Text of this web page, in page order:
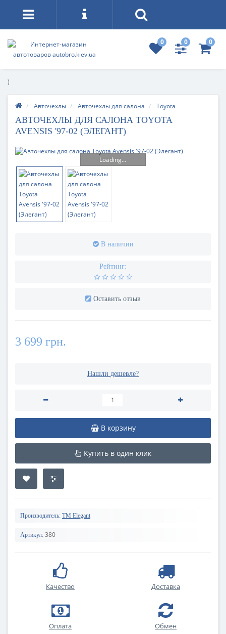
0 0 0
)
Авточехлы Авточехлы для салона Toyota
АВТОЧЕХЛЫ ДЛЯ САЛОНА TOYOTA
AVENSIS '97-02 (ЭЛЕГАНТ)
Loading...
В наличии
Рейтинг:
Оставить отзыв
3 699 грн.
Нашли дешевле?
В корзину
Купить в один клик
Производитель: TM Elegant
Артикул: 380
Качество Доставка
Оплата Обмен